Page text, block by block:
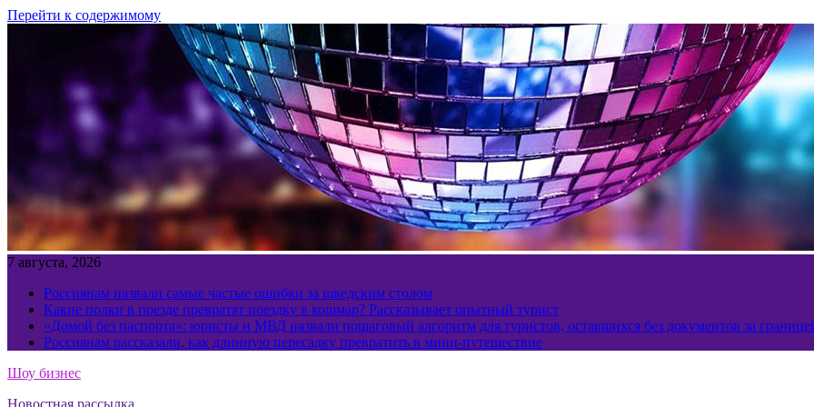
Перейти к содержимому
7 августа, 2026
Россиянам назвали самые частые ошибки за шведским столом
Какие полки в поезде превратят поездку в кошмар? Рассказывает опытный турист
«Домой без паспорта»: юристы и МВД назвали пошаговый алгоритм для туристов, оставшихся без документов за
Россиянам рассказали, как длинную пересадку превратить в мини-путешествие
Шоу бизнес
Новостная рассылка